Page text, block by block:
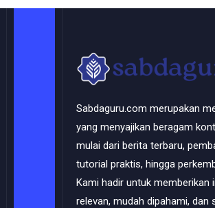
Sabdaguru.com merupakan
yang menyajikan beragam
mulai dari berita terbaru,
tutorial praktis, hingga
Kami hadir untuk memberikan
relevan, mudah dipahami, dan